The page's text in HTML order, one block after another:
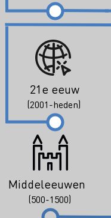
21e eeuw
(2001-heden)
Middeleeuwen
(500-1500)